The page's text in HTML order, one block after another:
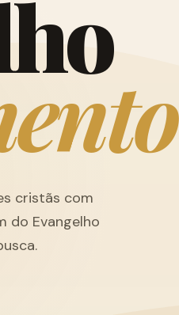
ho
ento
cristãs com
do Evangelho